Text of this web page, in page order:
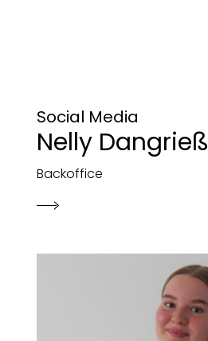
Social Media
Nelly Dangrieß
Backoffice